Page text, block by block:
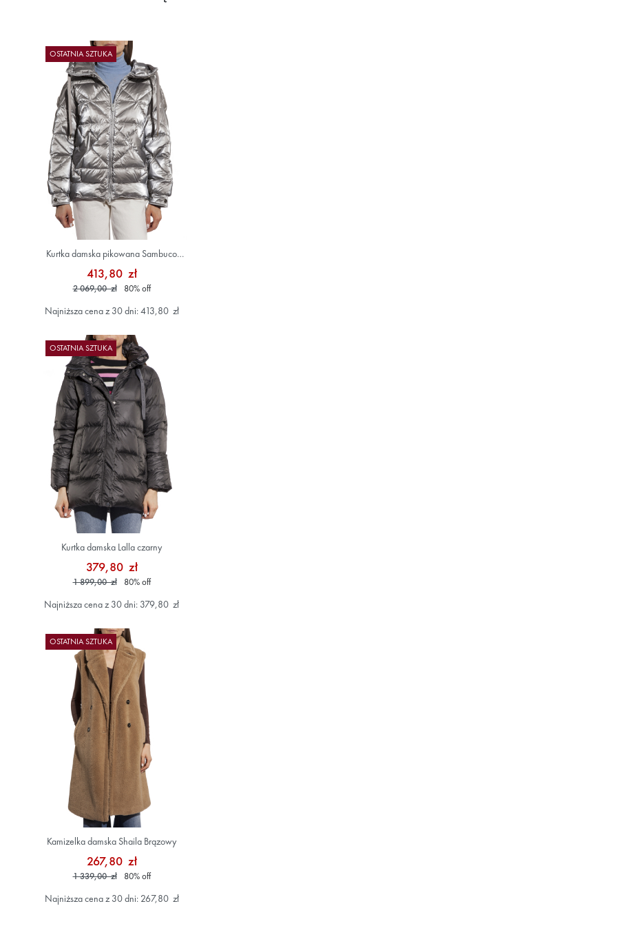
OSTATNIA SZTUKA
Kurtka damska pikowana Sambuco
szary/srebrny
413,80 zł
2 069,00 zł 80%off
Najniższa cena z 30 dni: 413,80 zł
OSTATNIA SZTUKA
Kurtka damska Lalla czarny
379,80 zł
1 899,00 zł 80%off
Najniższa cena z 30 dni: 379,80 zł
OSTATNIA SZTUKA
Kamizelka damska Shaila Brązowy
267,80 zł
1 339,00 zł 80%off
Najniższa cena z 30 dni: 267,80 zł